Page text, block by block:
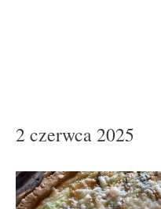
2 czerwca 2025